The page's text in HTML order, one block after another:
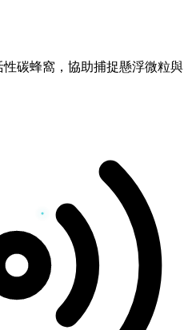
碳蜂窩，協助捕捉懸浮微粒與